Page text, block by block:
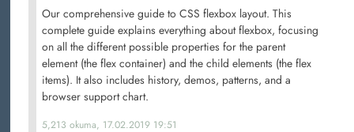
Our comprehensive guide to CSS flexbox layout. This
complete guide explains everything about flexbox, focusing
on all the different possible properties for the parent
element (the flex container) and the child elements (the flex
items). It also includes history, demos, patterns, and a
browser support chart.
5,213 okuma, 17.02.2019 19:51